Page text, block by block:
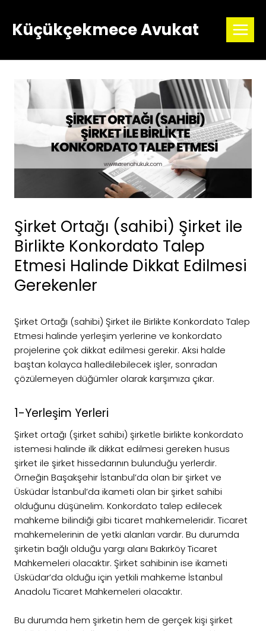
content
Küçükçekmece Avukat
Şirket Ortağı (sahibi) Şirket ile
Birlikte Konkordato Talep
Etmesi Halinde Dikkat Edilmesi
Gerekenler
Şirket Ortağı (sahibi) Şirket ile Birlikte Konkordato Talep
Etmesi halinde yerleşim yerlerine ve konkordato
projelerine çok dikkat edilmesi gerekir. Aksi halde
baştan kolayca halledilebilecek işler, sonradan
çözülemeyen düğümler olarak karşımıza çıkar.
1-Yerleşim Yerleri
Şirket ortağı (şirket sahibi) şirketle birlikte konkordato
istemesi halinde ilk dikkat edilmesi gereken husus
şirket ile şirket hissedarının bulunduğu yerlerdir.
Örneğin Başakşehir İstanbul’da olan bir şirket ve
Üsküdar İstanbul’da ikameti olan bir şirket sahibi
olduğunu düşünelim. Konkordato talep edilecek
mahkeme bilindiği gibi ticaret mahkemeleridir. Ticaret
mahkemelerinin de yetki alanları vardır. Bu durumda
şirketin bağlı olduğu yargı alanı Bakırköy Ticaret
Mahkemeleri olacaktır. Şirket sahibinin ise ikameti
Üsküdar’da olduğu için yetkili mahkeme İstanbul
Anadolu Ticaret Mahkemeleri olacaktır.
Bu durumda hem şirketin hem de gerçek kişi şirket